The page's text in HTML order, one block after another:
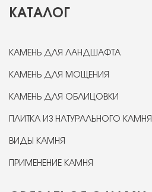
КАТАЛОГ
КАМЕНЬ ДЛЯ ЛАНДШАФТА
КАМЕНЬ ДЛЯ МОЩЕНИЯ
КАМЕНЬ ДЛЯ ОБЛИЦОВКИ
ПЛИТКА ИЗ НАТУРАЛЬНОГО КАМНЯ
ВИДЫ КАМНЯ
ПРИМЕНЕНИЕ КАМНЯ